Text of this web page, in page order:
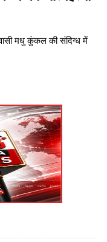
मधु कुंकल की संदिग्ध में